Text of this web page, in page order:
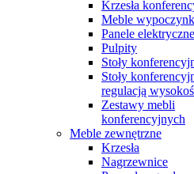
Krzesła
Meble
Panele elektryczne
Pulpity
Stoły
Stoły
regulacją
Zestawy mebli
konferencyjnych
Meble zewnętrzne
Krzesła
Nagrzewnice